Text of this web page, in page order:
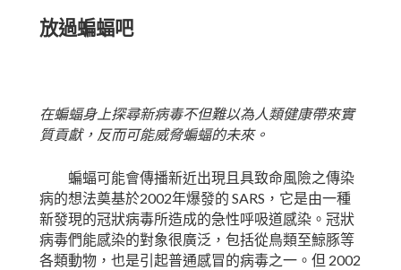
放過蝙蝠吧
在蝙蝠身上探尋新病毒不但難以為人類健康帶來實
質貢獻，反而可能威脅蝙蝠的未來。
蝙蝠可能會傳播新近出現且具致命風險之傳染
病的想法奠基於2002年爆發的 SARS ，它是由一種
新發現的冠狀病毒所造成的急性呼吸道感染。冠狀
病毒們能感染的對象很廣泛，包括從鳥類至鯨豚等
各類動物，也是引起普通感冒的病毒之一。但 2002